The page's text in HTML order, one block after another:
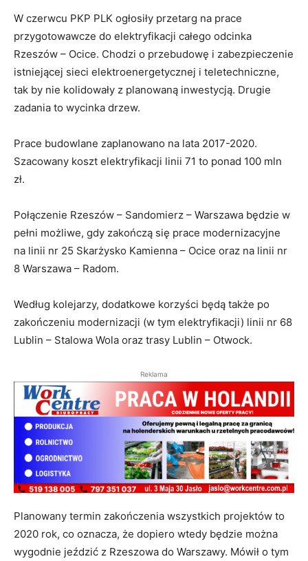
W czerwcu PKP PLK ogłosiły przetarg na prace
przygotowawcze do elektryfikacji całego odcinka
Rzeszów – Ocice. Chodzi o przebudowę i zabezpieczenie
istniejącej sieci elektroenergetycznej i teletechniczne,
tak by nie kolidowały z planowaną inwestycją. Drugie
zadania to wycinka drzew.
Prace budowlane zaplanowano na lata 2017-2020.
Szacowany koszt elektryfikacji linii 71 to ponad 100 mln
zł.
Połączenie Rzeszów – Sandomierz – Warszawa będzie w
pełni możliwe, gdy zakończą się prace modernizacyjne
na linii nr 25 Skarżysko Kamienna – Ocice oraz na linii nr
8 Warszawa – Radom.
Według kolejarzy, dodatkowe korzyści będą także po
zakończeniu modernizacji (w tym elektryfikacji) linii nr 68
Lublin – Stalowa Wola oraz trasy Lublin – Otwock.
Reklama
Planowany termin zakończenia wszystkich projektów to
2020 rok, co oznacza, że dopiero wtedy będzie można
wygodnie jeździć z Rzeszowa do Warszawy. Mówił o tym